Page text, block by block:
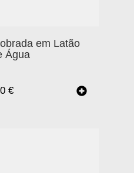
em Latão
Água
€